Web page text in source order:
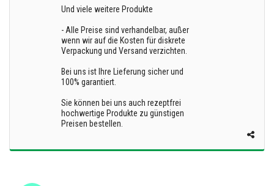
Und viele weitere Produkte
- Alle Preise sind verhandelbar, außer
wenn wir auf die Kosten für diskrete
Verpackung und Versand verzichten.
Bei uns ist Ihre Lieferung sicher und
100% garantiert.
Sie können bei uns auch rezeptfrei
hochwertige Produkte zu günstigen
Preisen bestellen.